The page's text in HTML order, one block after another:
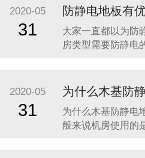
电路、水路、空气
地板前施工完毕； 4、 大型重设备基座固定应
完工，设备安装在
2020-05
31
防静电地板有
大家一直都以为防
房类型需要防静电
被市场知晓，但与
防静地板所占的份
院改扩建热潮，医
的功能才华
2020-05
31
为什么木基防静电
般来说机房使用的